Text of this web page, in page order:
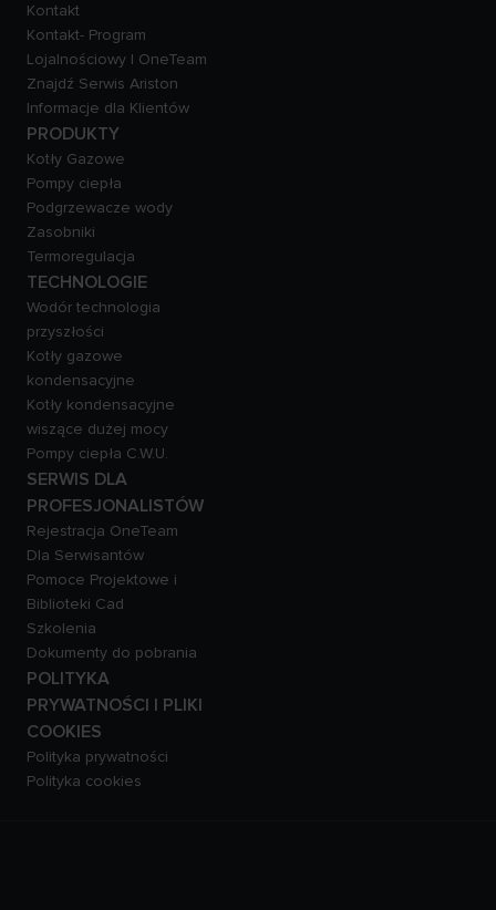
Kontakt
Kontakt- Program
Lojalnościowy | OneTeam
Znajdź Serwis Ariston
Informacje dla Klientów
PRODUKTY
Kotły Gazowe
Pompy ciepła
Podgrzewacze wody
Zasobniki
Termoregulacja
TECHNOLOGIE
Wodór technologia
przyszłości
Kotły gazowe
kondensacyjne
Kotły kondensacyjne
wiszące dużej mocy
Pompy ciepła C.W.U.
SERWIS DLA
PROFESJONALISTÓW
Rejestracja OneTeam
Dla Serwisantów
Pomoce Projektowe i
Biblioteki Cad
Szkolenia
Dokumenty do pobrania
POLITYKA
PRYWATNOŚCI I PLIKI
COOKIES
Polityka prywatności
Polityka cookies